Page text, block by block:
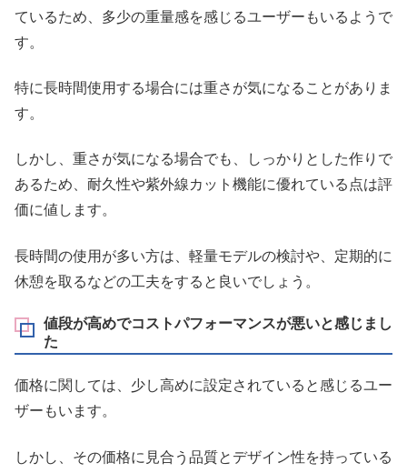
ているため、多少の重量感を感じるユーザーもいるようで
す。
特に長時間使用する場合には重さが気になることがありま
す。
しかし、重さが気になる場合でも、しっかりとした作りで
あるため、耐久性や紫外線カット機能に優れている点は評
価に値します。
長時間の使用が多い方は、軽量モデルの検討や、定期的に
休憩を取るなどの工夫をすると良いでしょう。
値段が高めでコストパフォーマンスが悪いと感じまし
た
価格に関しては、少し高めに設定されていると感じるユー
ザーもいます。
しかし、その価格に見合う品質とデザイン性を持っている